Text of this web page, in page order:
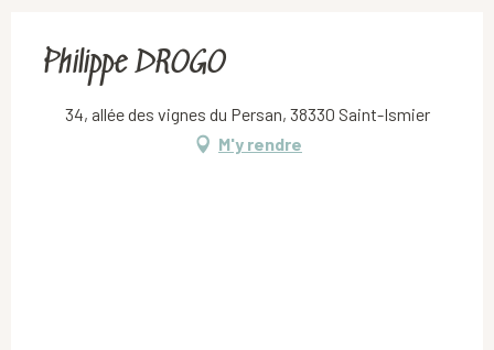
Philippe DROGO
34, allée des vignes du Persan, 38330 Saint-Ismier
M'y rendre